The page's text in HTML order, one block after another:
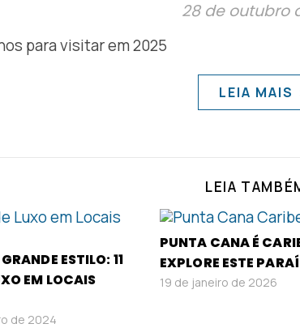
28 de outubro
LEIA MAIS
LEIA
ESTILO: 11
EM LOCAIS
de 2024
PUNTA CANA É
EXPLORE ESTE
19 de janeiro de 2026